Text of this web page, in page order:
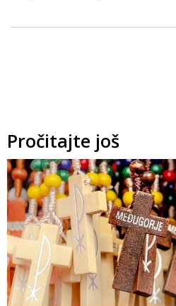
Pročitajte još